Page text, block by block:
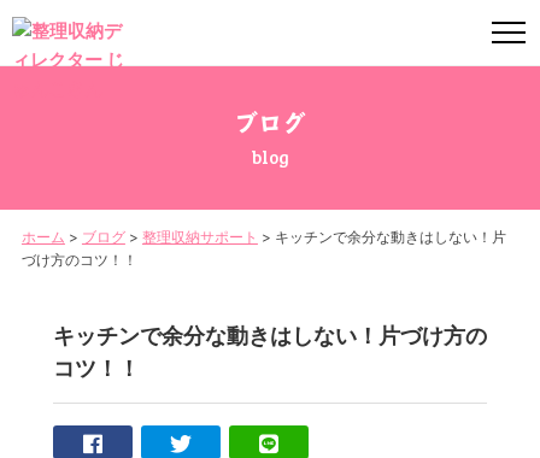
ブログ
blog
ホーム > ブログ> 整理収納サポート > キッチンで余分な動きはしない！片
づけ方のコツ！！
キッチンで余分な動きはしない！片づけ方の
コツ！！